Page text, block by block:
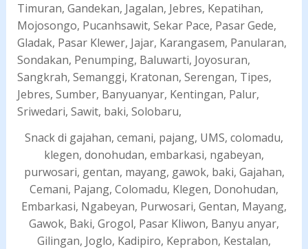
Snack di gajahan, cemani, pajang, UMS, colomadu,
klegen, donohudan, embarkasi, ngabeyan,
purwosari, gentan, mayang, gawok, baki, Gajahan,
Cemani, Pajang, Colomadu, Klegen, Donohudan,
Embarkasi, Ngabeyan, Purwosari, Gentan, Mayang,
Gawok, Baki, Grogol, Pasar Kliwon, Banyu anyar,
Gilingan, Joglo, Kadipiro, Keprabon, Kestalan,